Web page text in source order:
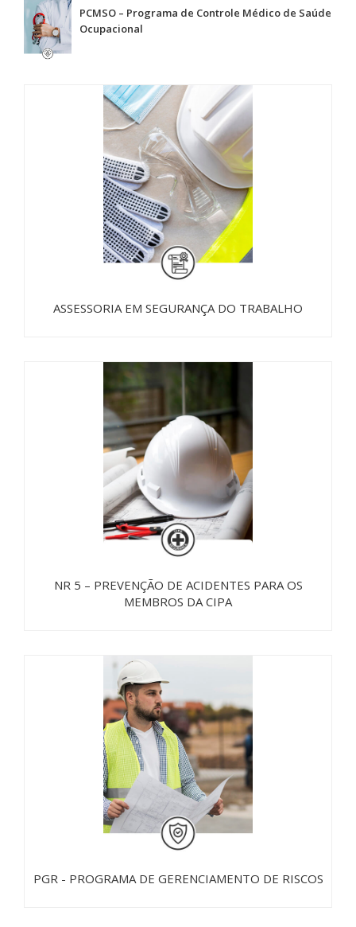
PCMSO – Programa de Controle Médico de Saúde
Ocupacional
ASSESSORIA EM SEGURANÇA DO TRABALHO
NR 5 – PREVENÇÃO DE ACIDENTES PARA OS
MEMBROS DA CIPA
PGR - PROGRAMA DE GERENCIAMENTO DE RISCOS